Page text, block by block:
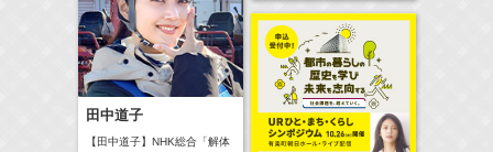
田中道子
【田中道子】NHK総合「解体